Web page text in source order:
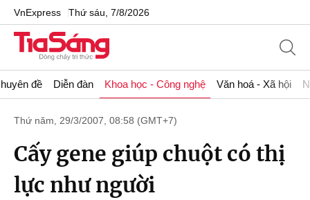
VnExpress Thứ sáu, 7/8/2026
đề Diễn đàn Khoa học - Công nghệ Văn hoá - Xã hội
Thứ năm, 29/3/2007, 08:58 (GMT+7)
Cấy gene giúp chuột có thị
lực như người